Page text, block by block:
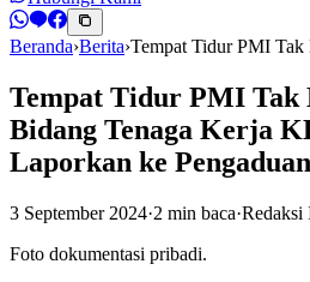
Beranda›Berita›Tempat Tidur PMI
Tempat Tidur PMI Tak
Bidang Tenaga Kerja
Laporkan ke
3 September 2024·2 min baca·Redaksi
Foto dokumentasi pribadi.